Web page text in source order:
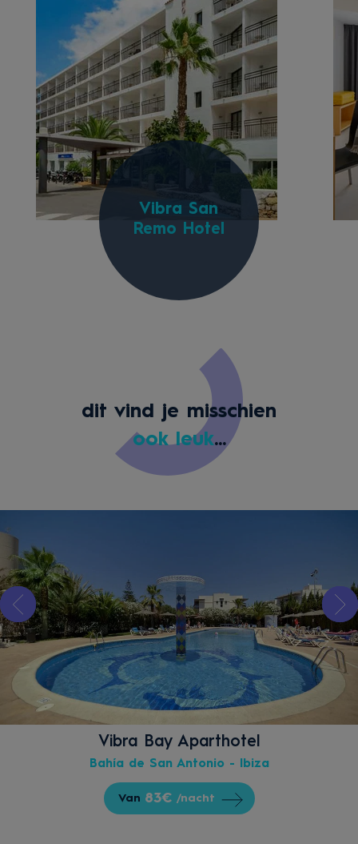
Vibra San
Remo Hotel
dit vind je misschien
ook leuk...
Vibra Bay Aparthotel
Bahía de San Antonio - Ibiza
Van 83€ /nacht